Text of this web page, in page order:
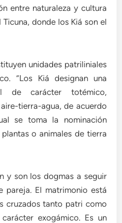
entre naturaleza y cultura
donde los Kiá son el
unidades patriliniales
“Los Kiá designan una
de carácter totémico,
tierra-agua, de acuerdo
se toma la nominación
o animales de tierra
y son los dogmas a seguir
pareja. El matrimonio está
cruzados tanto patri como
exogámico. Es un